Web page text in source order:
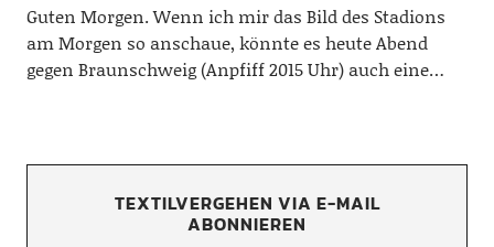
Guten Morgen. Wenn ich mir das Bild des Stadions
am Morgen so anschaue, könnte es heute Abend
gegen Braunschweig (Anpfiff 2015 Uhr) auch eine…
TEXTILVERGEHEN VIA E-MAIL
ABONNIEREN